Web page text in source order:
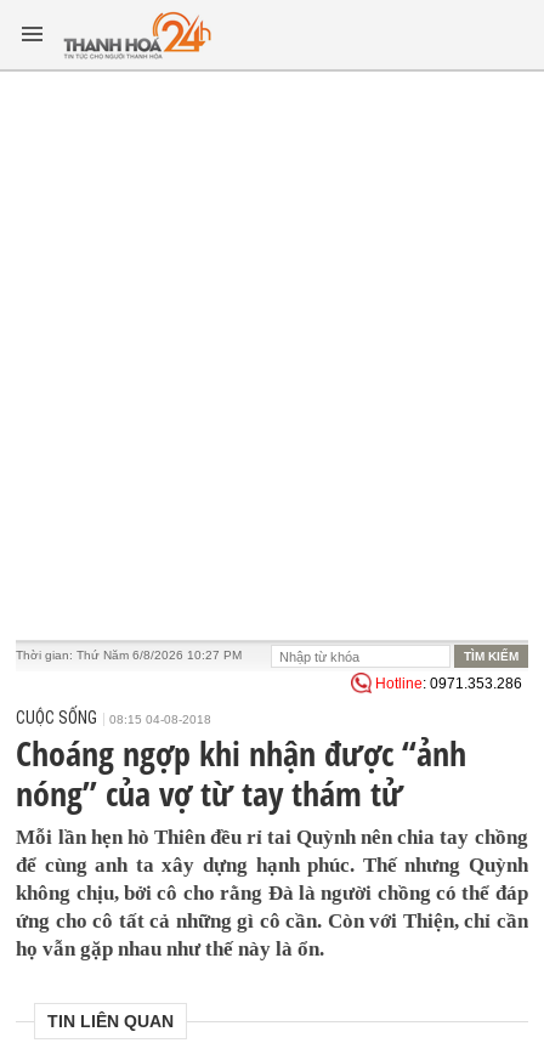
Thời gian:Thứ Năm 6/8/2026 10:27 PM
Hotline: 0971.353.286
CUỘC SỐNG 08:15 04-08-2018
Choáng ngợp khi nhận được “ảnh
nóng” của vợ từ tay thám tử
Mỗi lần hẹn hò Thiên đều rỉ tai Quỳnh nên chia tay chồng
để cùng anh ta xây dựng hạnh phúc. Thế nhưng Quỳnh
không chịu, bởi cô cho rằng Đà là người chồng có thể đáp
ứng cho cô tất cả những gì cô cần. Còn với Thiện, chỉ cần
họ vẫn gặp nhau như thế này là ổn.
TIN LIÊN QUAN